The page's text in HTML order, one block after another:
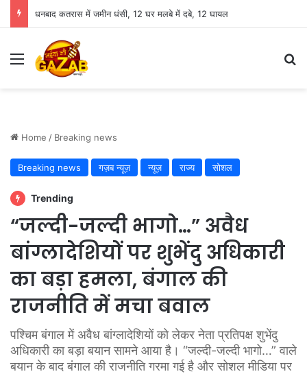
धनबाद कतरास में जमीन धंसी, 12 घर मलबे में दबे, 12 घायल
Menu
Home / Breaking news
Breaking news गज़ब न्यूज़ न्यूज़ राज्य सोशल
Trending
“जल्दी-जल्दी भागो…” अवैध
बांग्लादेशियों पर शुभेंदु अधिकारी
का बड़ा हमला, बंगाल की
राजनीति में मचा बवाल
पश्चिम बंगाल में अवैध बांग्लादेशियों को लेकर नेता प्रतिपक्ष शुभेंदु
अधिकारी का बड़ा बयान सामने आया है। “जल्दी-जल्दी भागो…” वाले
बयान के बाद बंगाल की राजनीति गरमा गई है और सोशल मीडिया पर